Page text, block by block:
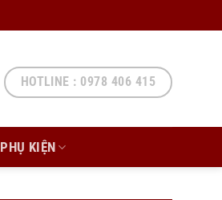
HOTLINE : 0978 406 415
PHỤ KIỆN